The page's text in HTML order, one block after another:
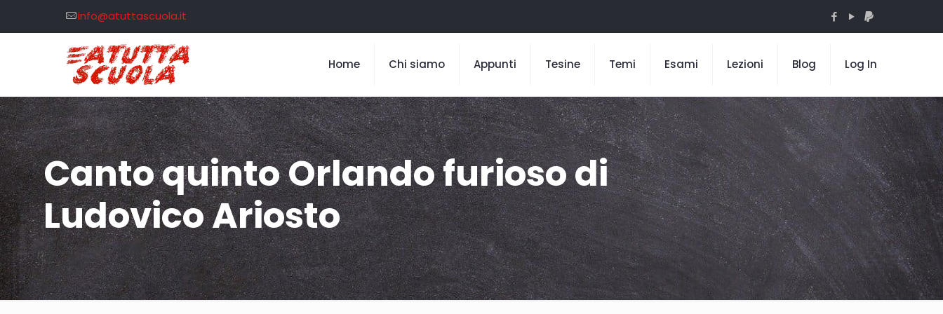
info@atuttascuola.it
Home Chi siamo Appunti Tesine Temi Esami Lezioni Blog Log In
Canto quinto Orlando furioso di
Ludovico Ariosto